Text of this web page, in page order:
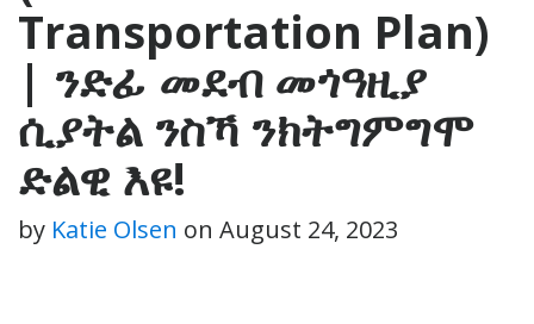
Transportation Plan)
| ንድፊ መደብ መጎዓዚያ
ሲያትል ንስኻ ንክትግምግሞ
ድልዊ እዩ!
by Katie Olsen on August 24, 2023